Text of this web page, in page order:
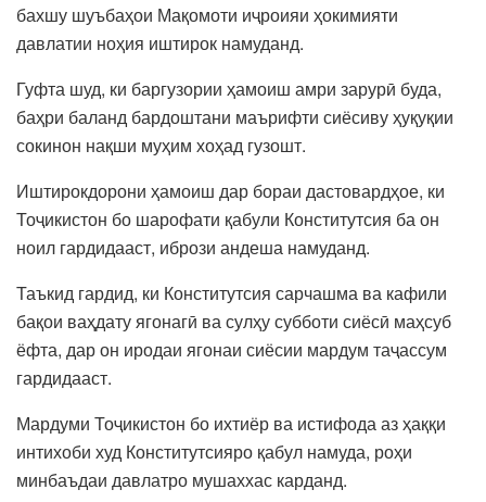
бахшу шуъбаҳои Мақомоти иҷроияи ҳокимияти
давлатии ноҳия иштирок намуданд.
Гуфта шуд, ки баргузории ҳамоиш амри зарурӣ буда,
баҳри баланд бардоштани маърифти сиёсиву ҳуқуқии
сокинон нақши муҳим хоҳад гузошт.
Иштирокдорони ҳамоиш дар бораи дастовардҳое, ки
Тоҷикистон бо шарофати қабули Конститутсия ба он
ноил гардидааст, ибрози андеша намуданд.
Таъкид гардид, ки Конститутсия сарчашма ва кафили
бақои ваҳдату ягонагӣ ва сулҳу субботи сиёсӣ маҳсуб
ёфта, дар он иродаи ягонаи сиёсии мардум таҷассум
гардидааст.
Мардуми Тоҷикистон бо ихтиёр ва истифода аз ҳаққи
интихоби худ Конститутсияро қабул намуда, роҳи
минбаъдаи давлатро мушаххас карданд.